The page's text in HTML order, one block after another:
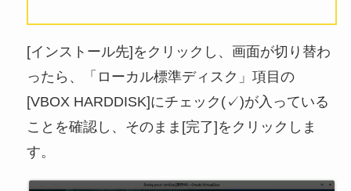
[インストール先]をクリックし、画面が切り替わ
ったら、「ローカル標準ディスク」項目の
[VBOX HARDDISK]にチェック(✓)が入っている
ことを確認し、そのまま[完了]をクリックしま
す。